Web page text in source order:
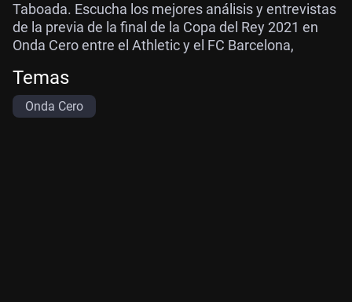
Taboada. Escucha los mejores análisis y entrevistas
de la previa de la final de la Copa del Rey 2021 en
Onda Cero entre el Athletic y el FC Barcelona,
Temas
Onda Cero